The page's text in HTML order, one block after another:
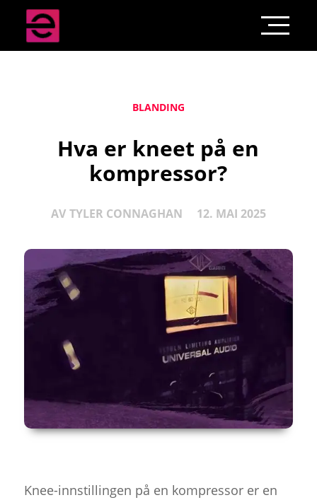
BLANDING
Hva er kneet på en
kompressor?
AV TYLER CONNAGHAN 12. MAI 2025
Knee-innstillingen på en kompressor er en